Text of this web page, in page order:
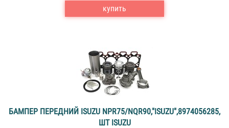
купить
БАМПЕР ПЕРЕДНИЙ ISUZU NPR75/NQR90,"ISUZU",8974056285,
ШТ ISUZU